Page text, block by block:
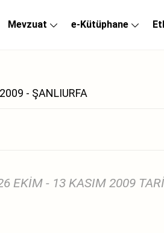
Mevzuat e-Kütüphane
- ŞANLIURFA
EKİM - 13 KASIM 2009